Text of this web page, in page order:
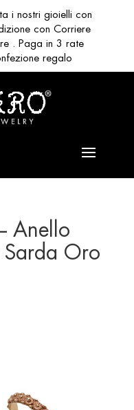
Anello
Sarda Oro
i nostri gioielli con
con Corriere
. Paga in 3 rate
regalo